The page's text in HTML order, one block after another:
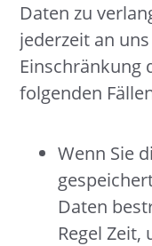
Daten zu
jederzeit an
Einschränkung
folgenden
Wenn Sie
Daten
Regel